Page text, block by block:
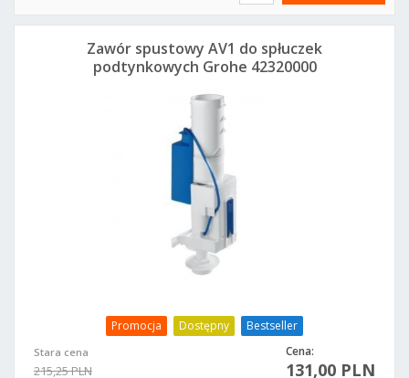
Promocja Dostępny Bestseller
Stara cena
215,25 PLN
Cena:
131,00 PLN
Zawór spustowy AV1 do spłuczek
podtynkowych Grohe 42320000